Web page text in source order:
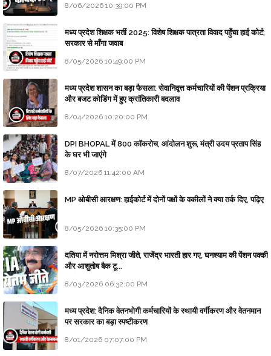
8/06/2026 10:39:00 PM
मध्य प्रदेश शिक्षक भर्ती 2025: विशेष शिक्षक पात्रता विवाद पहुँचा हाई कोर्ट;
सरकार से माँगा जवाब
8/05/2026 10:49:00 PM
मध्य प्रदेश शासन का बड़ा फैसला: सेवानिवृत्त कर्मचारियों की पेंशन प्रक्रिया
और बजट कोडिंग में हुए क्रांतिकारी बदलाव
8/04/2026 10:20:00 PM
DPI BHOPAL में 800 कॉकरोच, आंदोलन शुरू, मंत्री उदय प्रताप सिंह
के घर भी जाएंगे
8/07/2026 11:42:00 AM
MP ओबीसी आरक्षण: हाईकोर्ट में दोनों पक्षों के वकीलों ने क्या तर्क दिए, पढ़िए
8/05/2026 10:35:00 PM
दतिया में नरोत्तम मिश्रा जीते, राजेंद्र भारती हार गए, घनश्याम की पेंशन पक्की
और आशुतोष बैक टू...
8/03/2026 06:32:00 PM
मध्य प्रदेश: दैनिक वेतनभोगी कर्मचारियों के स्थायी वर्गीकरण और वेतनमान
पर सरकार का बड़ा स्पष्टीकरण
8/01/2026 07:07:00 PM